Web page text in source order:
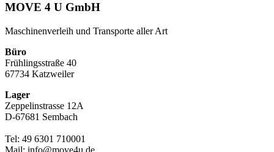
MOVE 4 U GmbH
Maschinenverleih und Transporte aller Art
Büro
Frühlingsstraße 40
67734 Katzweiler
Lager
Zeppelinstrasse 12A
D-67681 Sembach
Tel: 49 6301 710001
Mail: info@move4u.de